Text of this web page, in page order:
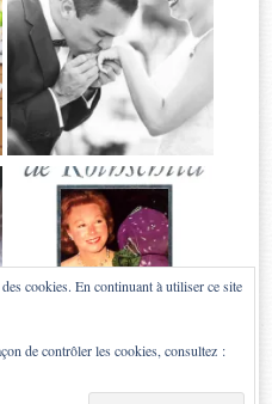
cookies. En continuant à utiliser ce site
de contrôler les cookies, consultez :